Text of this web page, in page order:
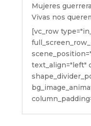
Mujeres
Vivas nos
[vc_row
text_align="left"